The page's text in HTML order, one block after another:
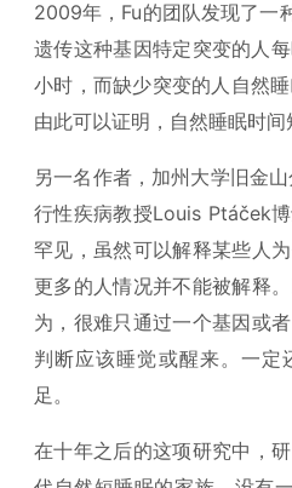
2009年，Fu的团队发现了一
遗传这种基因特定突变的人
小时，而缺少突变的人自然
由此可以证明，自然睡眠时间
另一名作者，加州大学旧金
行性疾病教授Louis Ptáček
罕见，虽然可以解释某些人
更多的人情况并不能被解释
为，很难只通过一个基因或
判断应该睡觉或醒来。一定
足。
在十年之后的这项研究中，